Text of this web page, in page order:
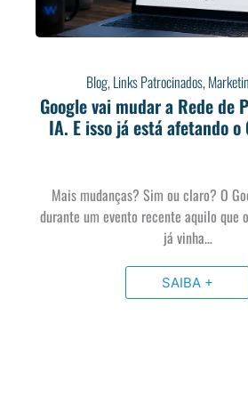
Blog,Links Patrocinados,
Google vai mudar a Rede de
IA. E isso já está afetando o
Mais mudanças? Sim ou claro? O
durante um evento recente aquilo que
já vinha…
SAIBA +